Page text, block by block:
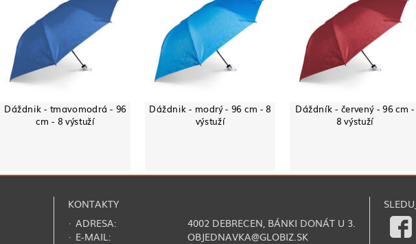
Dáždnik - tmavomodrá - 96
cm - 8 výstuží
Dáždnik - modrý - 96 cm - 8
výstuží
Dáždník - červený - 96 cm -
8 výstuží
KONTAKTY
· ADRESA:
4002 DEBRECEN, BÁNKI DONÁT U 3.
· E-MAIL:
OBJEDNAVKA@GLOBIZ.SK